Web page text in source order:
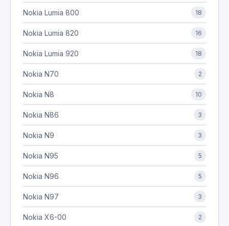
Nokia Lumia 800 18
Nokia Lumia 820 16
Nokia Lumia 920 18
Nokia N70 2
Nokia N8 10
Nokia N86 3
Nokia N9 3
Nokia N95 5
Nokia N96 5
Nokia N97 3
Nokia X6-00 2